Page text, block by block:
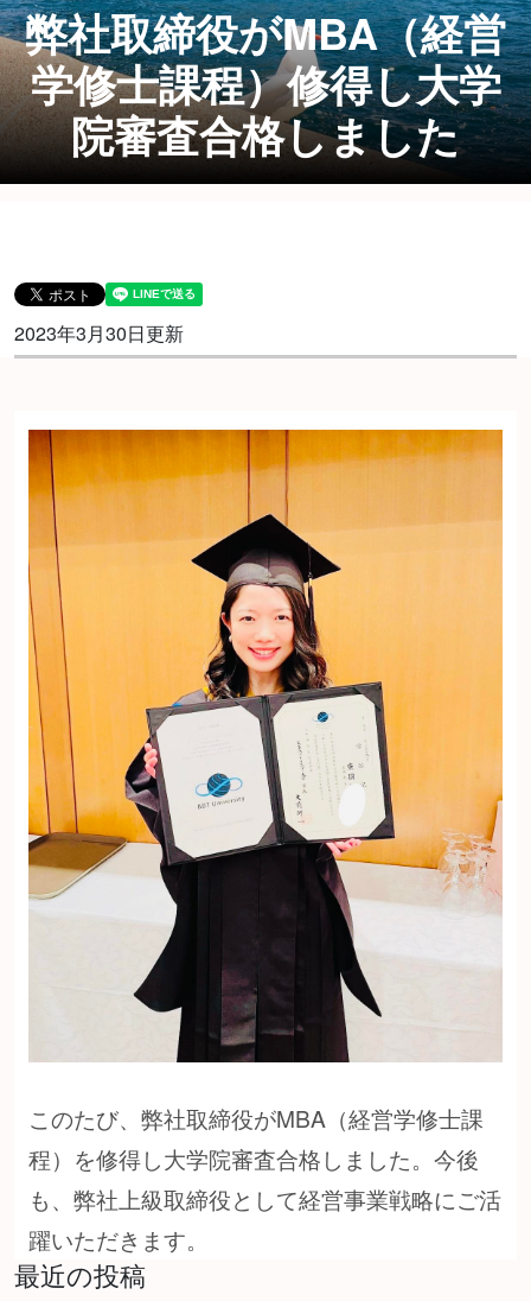
弊社取締役がMBA（経営
学修士課程）修得し大学
院審査合格しました
2023年3月30日更新
このたび、弊社取締役がMBA（経営学修士課
程）を修得し大学院審査合格しました。今後
も、弊社上級取締役として経営事業戦略にご活
躍いただきます。
最近の投稿